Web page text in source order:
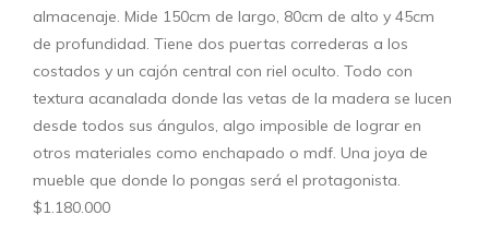
almacenaje. Mide 150cm de largo, 80cm de alto y 45cm
de profundidad. Tiene dos puertas correderas a los
costados y un cajón central con riel oculto. Todo con
textura acanalada donde las vetas de la madera se lucen
desde todos sus ángulos, algo imposible de lograr en
otros materiales como enchapado o mdf. Una joya de
mueble que donde lo pongas será el protagonista.
$1.180.000